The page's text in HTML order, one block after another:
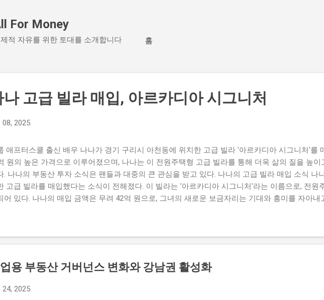
For Money
적 자유를 위한 토대를 소개합니다 홈
나 고급 빌라 매입, 아르카디아 시그니처
08, 2025
애프터스쿨 출신 배우 나나가 경기 구리시 아천동에 위치한 고급 빌라 '아르카디아 시그니처'를
원의 높은 가격으로 이루어졌으며, 나나는 이 전원주택형 고급 빌라를 통해 더욱 삶의 질을 높이
. 나나의 부동산 투자 소식은 팬들과 대중의 큰 관심을 받고 있다. 나나의 고급 빌라 매입 소식 나
고급 빌라를 매입했다는 소식이 전해졌다. 이 빌라는 '아르카디아 시그니처'라는 이름으로, 전원
어 있다. 나나의 매입 금액은 무려 42억 원으로, 그녀의 새로운 보금자리는 기대와 흥미를 자아내
에 대한 궁금증을 불러일으키기도 했다. 한편, 나나는 고급 빌라를 매입하면서 앞으로의 계획에
는 이를 통해 안정된 생활 환경을 원하는 만큼 스스로의 삶을 더욱 풍요롭게 만드는데 중점을 두
그녀가 어떤 방식으로 고급 빌라에서의 새 삶을 꾸려나갈지 많은 이들이 주목하고 있다. 아르카디
디아 시그니처'는 경기 구리시에 위치한 전원주택형 고급 빌라로, 자연과 조화를 이루는 아름다
높이고 있다. 특히, 이 빌라는 넓은 공간과 개인적인 프라이버시를 중요시하는 모든 요소를 갖추
용 부동산 거버넌스 변화와 강남권 활성화
24, 2025